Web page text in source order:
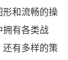
和流畅的操
拥有各类战
有多样的策